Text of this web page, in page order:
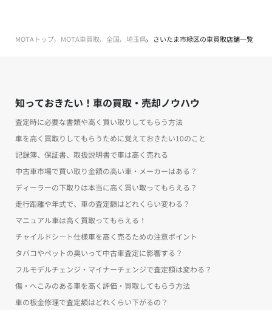
MOTAトップ MOTA車買取 全国 埼玉県 さいたま市緑区の車買取店舗一覧
知っておきたい！車の買取・売却ノウハウ
査定時に必要な書類や高く買い取りしてもらう方法
車を高く買取りしてもらうために覚えておきたい10のこと
記録簿、保証書、取扱説明書で車は高く売れる
中古車市場で買い取り金額の高い車・メーカーはある？
ディーラーの下取りは本当に高く買い取ってもらえる？
走行距離や年式で、車の査定額はどれくらい変わる？
マニュアル車は高く買取ってもらえる！
チャイルドシート仕様車を高く売るための注意ポイント
タバコやペットの臭いって中古車査定に影響する？
フルモデルチェンジ・マイナーチェンジで査定額は変わる？
傷・へこみのある車を高く評価・買取してもらう方法
車の板金修理で査定額はどれくらい下がるの？